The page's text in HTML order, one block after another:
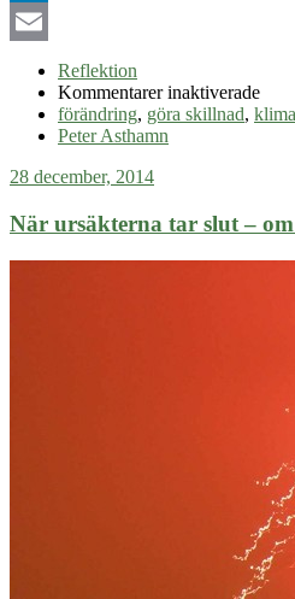
LinkedIn
Reflektion
Kommentarer inaktiveradeför
förändring, göra skillnad,
Peter Asthamn
28 december, 2014
När ursäkterna tar slut –